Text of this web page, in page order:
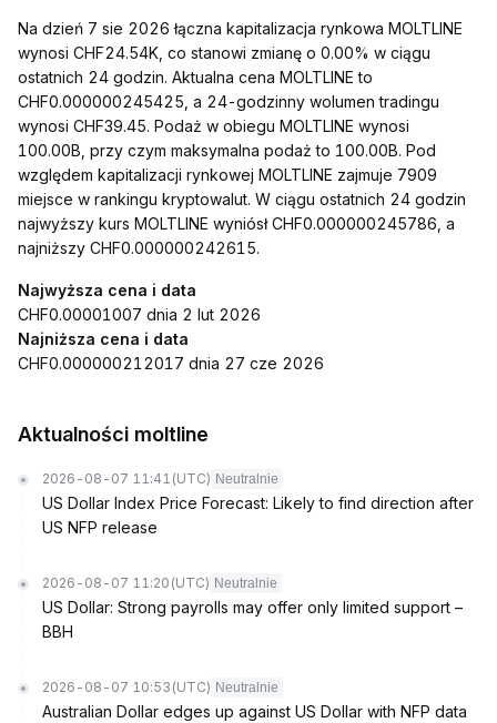
Na dzień 7 sie 2026 łączna kapitalizacja rynkowa MOLTLINE
wynosi CHF24.54K, co stanowi zmianę o 0.00% w ciągu
ostatnich 24 godzin. Aktualna cena MOLTLINE to
CHF0.000000245425, a 24-godzinny wolumen tradingu
wynosi CHF39.45. Podaż w obiegu MOLTLINE wynosi
100.00B, przy czym maksymalna podaż to 100.00B. Pod
względem kapitalizacji rynkowej MOLTLINE zajmuje 7909
miejsce w rankingu kryptowalut. W ciągu ostatnich 24 godzin
najwyższy kurs MOLTLINE wyniósł CHF0.000000245786, a
najniższy CHF0.000000242615.
Najwyższa cena i data
CHF0.00001007 dnia 2 lut 2026
Najniższa cena i data
CHF0.000000212017 dnia 27 cze 2026
Aktualności moltline
2026-08-07 11:41 (UTC) Neutralnie
US Dollar Index Price Forecast: Likely to find direction after
US NFP release
2026-08-07 11:20 (UTC) Neutralnie
US Dollar: Strong payrolls may offer only limited support –
BBH
2026-08-07 10:53 (UTC) Neutralnie
Australian Dollar edges up against US Dollar with NFP data